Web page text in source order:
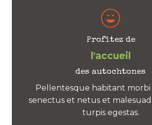
Profitez de
l'accueil
des autochtones
Pellentesque habitant
senectus et netus et
turpis egestas.